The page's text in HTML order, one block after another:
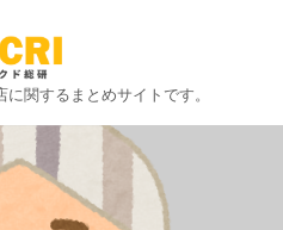
関するまとめサイトです。